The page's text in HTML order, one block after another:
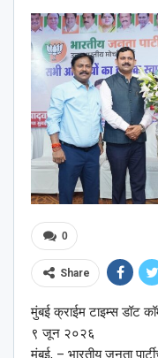
0
Share
मुंबई क्राईम टाइम्स डॉट
९ जून २०२६
मुंबई, – भारतीय जनता